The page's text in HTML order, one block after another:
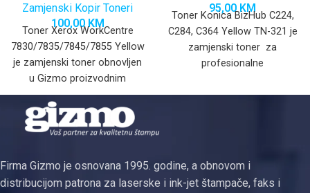
Zamjenski Kopir Toneri
100,00KM
Toner Xerox WorkCentre
7830/7835/7845/7855 Yellow
je zamjenski toner obnovljen
u Gizmo proizvodnim
prostorijama sa Japanskim
prahom i developerom za
profesionalne
95,00KM
Toner Konica BizHub C224,
C284, C364 Yellow TN-321 je
zamjenski toner za
profesionalne
serije bizhub C224, C284,
Firma Gizmo je osnovana 1995. godine, a obnovom i
distribucijom patrona za laserske i ink-jet štampače, faks i